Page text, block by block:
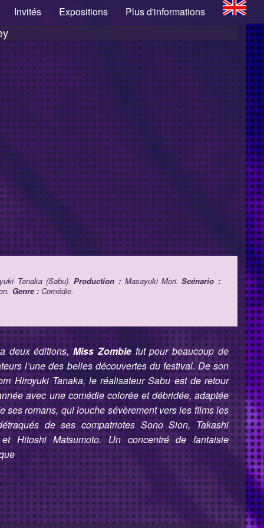
system/core/Exceptions.phpon line76
Invités Expositions Plus d'informations
Tanaka (Sabu). Production : Masayuki Mori. Scénario :
Genre : Comédie.
deux éditions,Miss Zombiefut pour beaucoup de
l’une des belles découvertes du festival. De son
Hiroyuki Tanaka, le réalisateur Sabu est de retour
avec une comédie colorée et débridée, adaptée
ses romans, qui louche sévèrement vers les films les
de ses compatriotes Sono Sion, Takashi
Hitoshi Matsumoto. Un concentré de fantaisie